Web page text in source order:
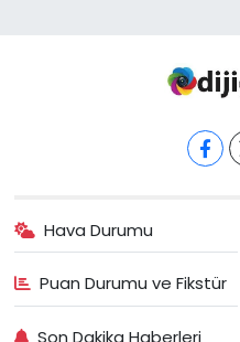
Hava Durumu
Puan Durumu ve Fikstür
Son Dakika Haberleri